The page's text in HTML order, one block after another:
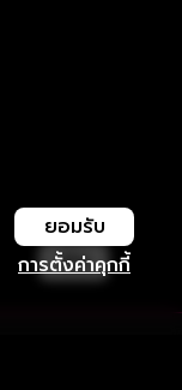
การตั้งค่าคุกกี้
ยอมรับ
เปิด